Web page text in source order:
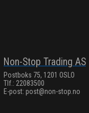
Non-Stop Trading AS
Postboks 75, 1201 OSLO
Tlf.: 22083500
E-post: post@non-stop.no